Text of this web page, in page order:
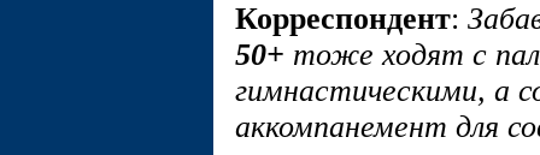
Корреспондент:
50+ тоже ходят с
гимнастическими, а
аккомпанемент для